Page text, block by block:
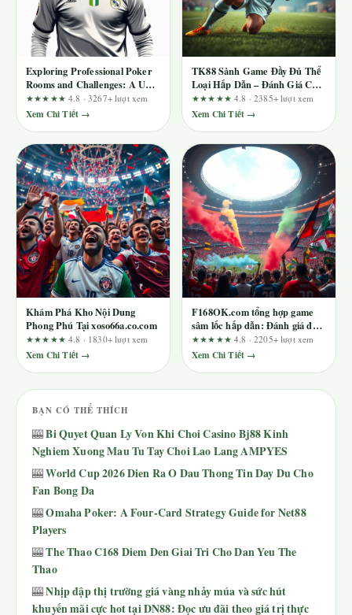
Exploring Professional Poker
Rooms and Challenges: A UX-
Focused Review of u888ee.com
★★★★★4.8 · 3267+ lượt xem
Xem Chi Tiết →
TK88 Sảnh Game Đầy Đủ Thể
Loại Hấp Dẫn – Đánh Giá Chi
Tiết Từ Dân Cược Thực Thụ
★★★★★4.8 · 2385+ lượt xem
Xem Chi Tiết →
Khám Phá Kho Nội Dung
Phong Phú Tại xoso66a.co.com
★★★★★4.8 · 1830+ lượt xem
Xem Chi Tiết →
F168OK.com tổng hợp game
sâm lốc hấp dẫn: Đánh giá độc
lập từ biên tập viên
★★★★★4.8 · 2205+ lượt xem
Xem Chi Tiết →
BẠN CÓ THỂ THÍCH
🎰Bi Quyet Quan Ly Von Khi Choi Casino Bj88 Kinh
Nghiem Xuong Mau Tu Tay Choi Lao Lang AMPYES
🎰World Cup 2026 Dien Ra O Dau Thong Tin Day Du Cho
Fan Bong Da
🎰Omaha Poker: A Four-Card Strategy Guide for Net88
Players
🎰The Thao C168 Diem Den Giai Tri Cho Dan Yeu The
Thao
🎰Nhịp đập thị trường giá vàng nhảy múa và sức hút
khuyến mãi cực hot tại DN88: Đọc ưu đãi theo giá trị thực